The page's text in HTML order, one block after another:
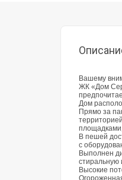
Вашему
ЖК «Дом
Дом
Прямо за
В пешей
с
Выполнен
стиральную
Высокие